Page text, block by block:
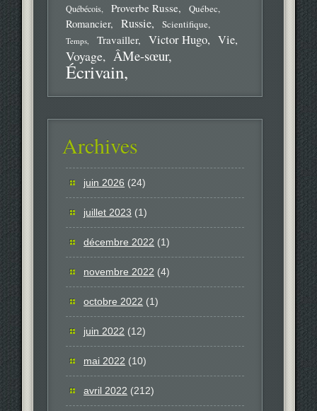
Québécois
Proverbe Russe Québec
Romancier Russie Scientifique
Temps Travailler Victor Hugo Vie
Voyage ÂMe-sœur
Écrivain
Archives
juin 2026 (24)
juillet 2023 (1)
décembre 2022 (1)
novembre 2022 (4)
octobre 2022 (1)
juin 2022 (12)
mai 2022 (10)
avril 2022 (212)